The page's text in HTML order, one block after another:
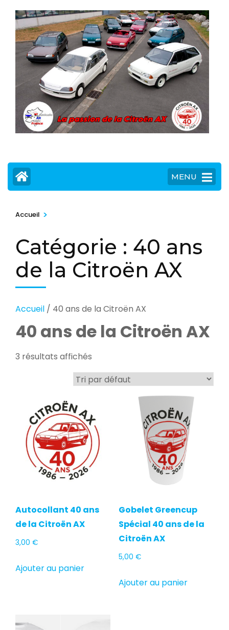
MENU
Accueil >
Catégorie : 40 ans
de la Citroën AX
Accueil / 40 ans de la Citroën AX
40 ans de la Citroën AX
3 résultats affichés
Autocollant 40 ans
de la Citroën AX
3,00 €
Ajouter au panier
Gobelet Greencup
Spécial 40 ans de la
Citroën AX
5,00 €
Ajouter au panier